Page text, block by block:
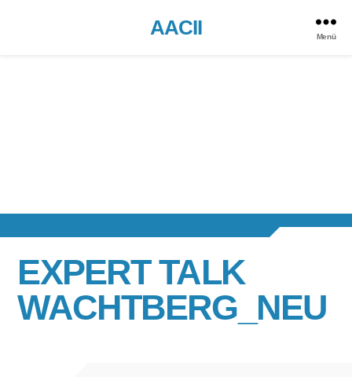
AACII Menü
EXPERT TALK
WACHTBERG_NEU